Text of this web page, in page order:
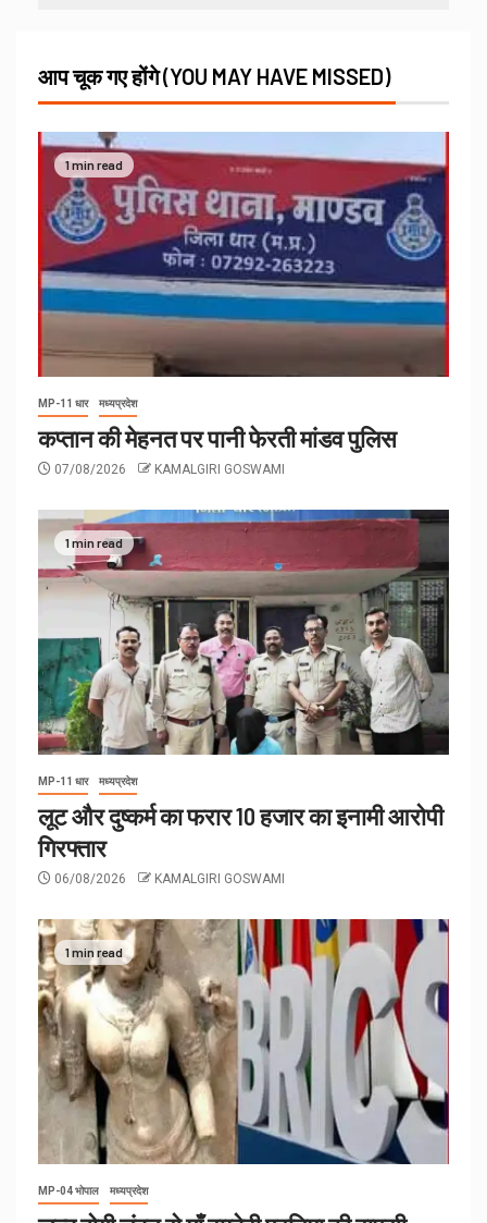
आप चूक गए होंगे (YOU MAY HAVE MISSED)
1 min read
MP-11 धार मध्यप्रदेश
कप्तान की मेहनत पर पानी फेरती मांडव पुलिस
07/08/2026 KAMALGIRI GOSWAMI
1 min read
MP-11 धार मध्यप्रदेश
लूट और दुष्कर्म का फरार 10 हजार का इनामी आरोपी
गिरफ्तार
06/08/2026 KAMALGIRI GOSWAMI
1 min read
MP-04 भोपाल मध्यप्रदेश